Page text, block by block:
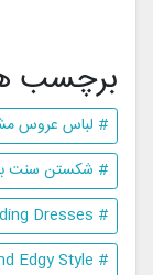
برچسب
# لباس عروس
# شکستن سنت با
# Black Wedding Dresses
# Breaking Tradition with Bold and Edgy Style